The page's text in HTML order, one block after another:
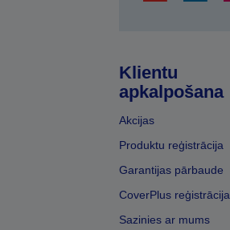
Klientu
apkalpošana
Akcijas
Produktu reģistrācija
Garantijas pārbaude
CoverPlus reģistrācija
Sazinies ar mums